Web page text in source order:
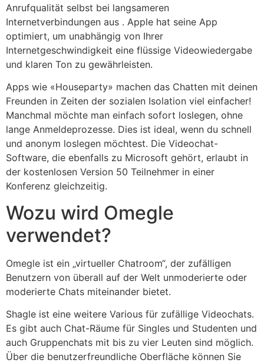
Anrufqualität selbst bei langsameren
Internetverbindungen aus . Apple hat seine App
optimiert, um unabhängig von Ihrer
Internetgeschwindigkeit eine flüssige Videowiedergabe
und klaren Ton zu gewährleisten.
Apps wie «Houseparty» machen das Chatten mit deinen
Freunden in Zeiten der sozialen Isolation viel einfacher!
Manchmal möchte man einfach sofort loslegen, ohne
lange Anmeldeprozesse. Dies ist ideal, wenn du schnell
und anonym loslegen möchtest. Die Videochat-
Software, die ebenfalls zu Microsoft gehört, erlaubt in
der kostenlosen Version 50 Teilnehmer in einer
Konferenz gleichzeitig.
Wozu wird Omegle
verwendet?
Omegle ist ein „virtueller Chatroom“, der zufälligen
Benutzern von überall auf der Welt unmoderierte oder
moderierte Chats miteinander bietet.
Shagle ist eine weitere Various für zufällige Videochats.
Es gibt auch Chat-Räume für Singles und Studenten und
auch Gruppenchats mit bis zu vier Leuten sind möglich.
Über die benutzerfreundliche Oberfläche können Sie